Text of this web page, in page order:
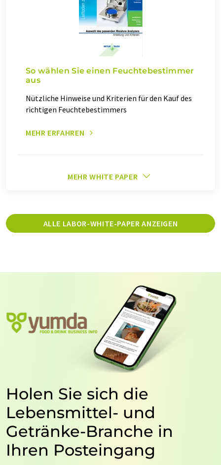
So wählen Sie einen Feuchtebestimmer
aus
Nützliche Hinweise und Kriterien für den Kauf des
richtigen Feuchtebestimmers
MEHR ERFAHREN
MEHR WHITE PAPER
ALLE LABOR-WHITE-PAPER ANZEIGEN
Holen Sie sich die
Lebensmittel- und
Getränke-Branche in
Ihren Posteingang